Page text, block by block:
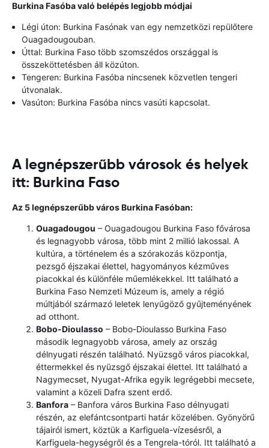
Burkina Fasóba való belépés legjobb módjai
Légi úton: Burkina Fasónak van egy nemzetközi repülőtere
Ouagadougouban.
Úttal: Burkina Faso több szomszédos országgal is
összeköttetésben áll közúton.
Tengeren: Burkina Fasóba nincsenek közvetlen tengeri
útvonalak.
Vasúton: Burkina Fasóba nincs vasúti kapcsolat.
A legnépszerűbb városok és helyek
itt: Burkina Faso
Az 5 legnépszerűbb város Burkina Fasóban:
Ouagadougou – Ouagadougou Burkina Faso fővárosa
és legnagyobb városa, több mint 2 millió lakossal. A
kultúra, a történelem és a szórakozás központja,
pezsgő éjszakai élettel, hagyományos kézműves
piacokkal és különféle műemlékekkel. Itt található a
Burkina Faso Nemzeti Múzeum is, amely a régió
múltjából származó leletek lenyűgöző gyűjteményének
ad otthont.
Bobo-Dioulasso – Bobo-Dioulasso Burkina Faso
második legnagyobb városa, amely az ország
délnyugati részén található. Nyüzsgő város piacokkal,
éttermekkel és nyüzsgő éjszakai élettel. Itt található a
Nagymecset, Nyugat-Afrika egyik legrégebbi mecsete,
valamint a közeli Dafra szent erdő.
Banfora – Banfora város Burkina Faso délnyugati
részén, az elefántcsontparti határ közelében. Gyönyörű
tájairól ismert, köztük a Karfiguela-vízesésről, a
Karfiguela-hegységről és a Tengrela-tóról. Itt található a